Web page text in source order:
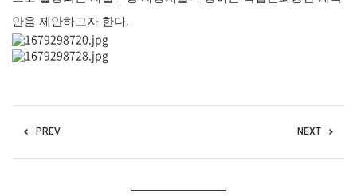
안을 제안하고자 한다.
PREV NEXT